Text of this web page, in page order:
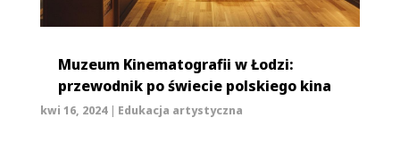
Muzeum Kinematografii w Łodzi:
przewodnik po świecie polskiego kina
kwi 16, 2024| Edukacja artystyczna